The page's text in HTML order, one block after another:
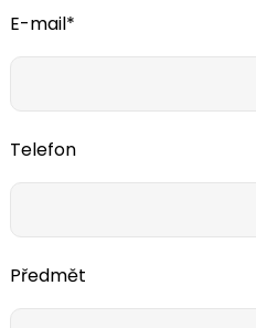
E-mail*
Telefon
Předmět